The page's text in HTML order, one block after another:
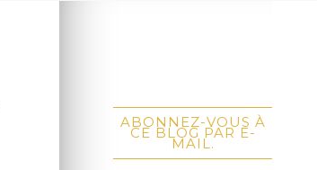
ABONNEZ-VOUS À
CE BLOG PAR E-
MAIL.